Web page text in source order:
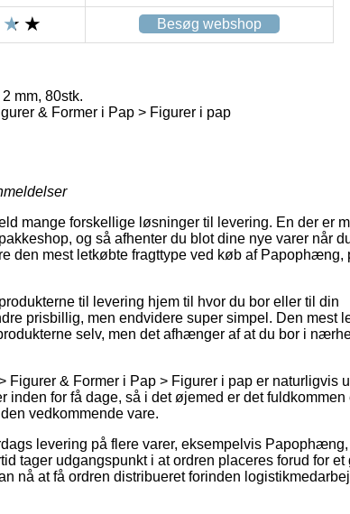
Besøg webshop
mm, 80stk.
& Former i Pap > Figurer i pap
mange forskellige løsninger til levering. En der er
og så afhenter du blot dine nye varer når
den mest letkøbte fragttype ved køb af Papophæng,
til levering hjem til hvor du bor eller til din
prisbillig, men endvidere super simpel. Den mest
selv, men det afhænger af at du bor i
Figurer & Former i Pap > Figurer i pap er naturligvis
for få dage, så i det øjemed er det fuldkommen
vedkommende vare.
levering på flere varer, eksempelvis Papophæng,
tager udgangspunkt i at ordren placeres forud for et
nå at få ordren distribueret forinden